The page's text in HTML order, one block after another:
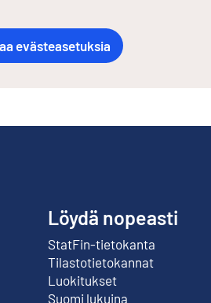
evästeasetuksia
Löydä nopeasti
StatFin-tietokanta
Ulkoinen linkki
Tilastotietokannat
Luokitukset
Suomi lukuina